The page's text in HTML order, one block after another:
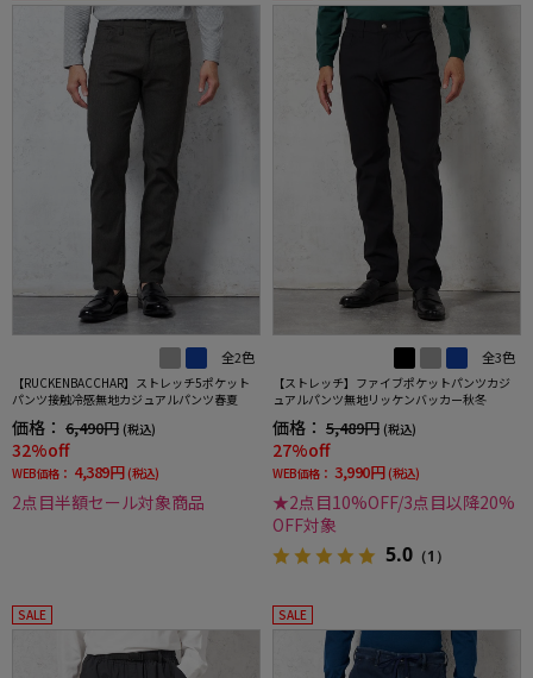
全2色
【RUCKENBACCHAR】ストレッチ5ポケット
パンツ接触冷感無地カジュアルパンツ春夏
価格： 6,490円 (税込)
32%off
WEB価格： 4,389円 (税込)
2点目半額セール対象商品
全3色
【ストレッチ】ファイブポケットパンツカジ
ュアルパンツ無地リッケンバッカー秋冬
価格： 5,489円 (税込)
27%off
WEB価格： 3,990円 (税込)
★2点目10%OFF/3点目以降20%
OFF対象
5.0 （1）
SALE SALE